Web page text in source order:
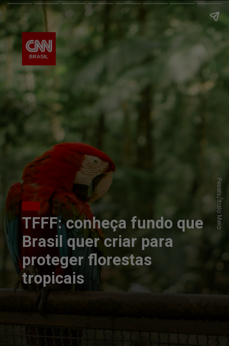
TFFF: conheça fundo que
Brasil quer criar para
proteger florestas
tropicais
Pexels/Italo Melo